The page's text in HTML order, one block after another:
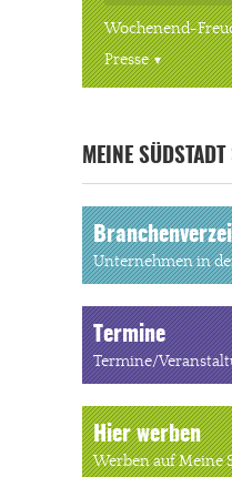
« ALLE VERANSTALTUNGEN
Wochenend-
Presse
MEINE SÜDSTADT
Unternehmen in
Termine
Termine/
Hier werben
Werben auf Meine